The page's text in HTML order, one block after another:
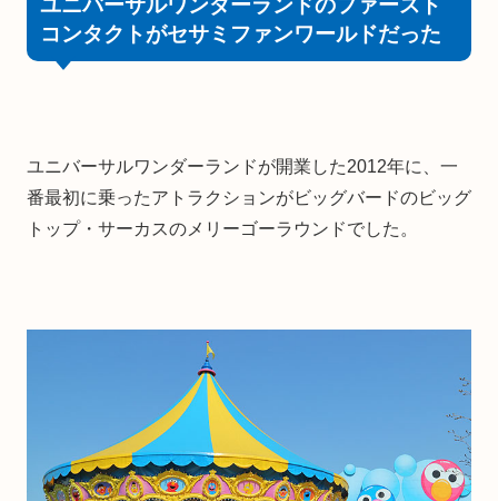
ユニバーサルワンダーランドのファースト
コンタクトがセサミファンワールドだった
ユニバーサルワンダーランドが開業した2012年に、一
番最初に乗ったアトラクションがビッグバードのビッグ
トップ・サーカスのメリーゴーラウンドでした。